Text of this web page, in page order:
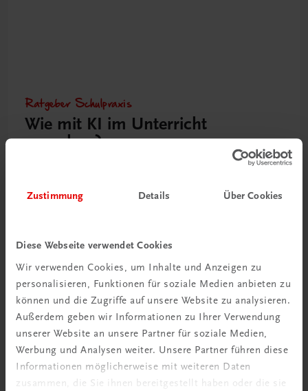
Zustimmung Details Über Cookies
Diese Webseite verwendet Cookies
Wir verwenden Cookies, um Inhalte und Anzeigen zu
personalisieren, Funktionen für soziale Medien anbieten zu
können und die Zugriffe auf unsere Website zu analysieren.
Außerdem geben wir Informationen zu Ihrer Verwendung
unserer Website an unsere Partner für soziale Medien,
Werbung und Analysen weiter. Unsere Partner führen diese
Informationen möglicherweise mit weiteren Daten
zusammen, die Sie ihnen bereitgestellt haben oder die sie
Ratgeber Schulpraxis
Wie mit KI im Unterricht
umgehen?
Rabattcode erhalten
Newsletter abonnieren